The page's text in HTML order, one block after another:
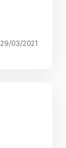
29/03/2021